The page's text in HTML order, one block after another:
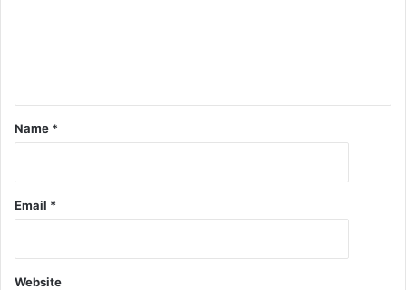
Name *
Email *
Website